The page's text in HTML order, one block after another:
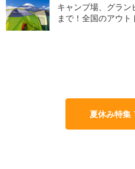
キャンプ場、グラ
まで！全国のアウ
夏休み特集